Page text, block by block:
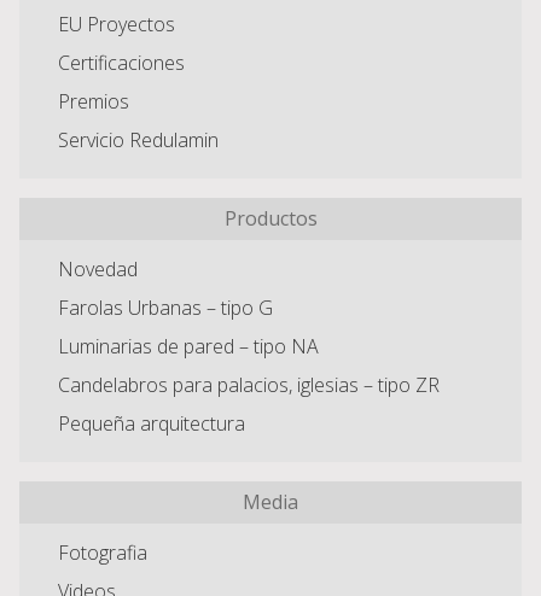
EU Proyectos
Certificaciones
Premios
Servicio Redulamin
Productos
Novedad
Farolas Urbanas – tipo G
Luminarias de pared – tipo NA
Candelabros para palacios, iglesias – tipo ZR
Pequeña arquitectura
Media
Fotografia